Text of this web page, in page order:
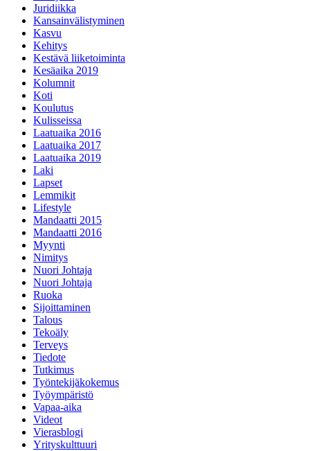
Juridiikka
Kansainvälistyminen
Kasvu
Kehitys
Kestävä liiketoiminta
Kesäaika 2019
Kolumnit
Koti
Koulutus
Kulisseissa
Laatuaika 2016
Laatuaika 2017
Laatuaika 2019
Laki
Lapset
Lemmikit
Lifestyle
Mandaatti 2015
Mandaatti 2016
Myynti
Nimitys
Nuori Johtaja
Nuori Johtaja
Ruoka
Sijoittaminen
Talous
Tekoäly
Terveys
Tiedote
Tutkimus
Työntekijäkokemus
Työympäristö
Vapaa-aika
Videot
Vierasblogi
Yrityskulttuuri